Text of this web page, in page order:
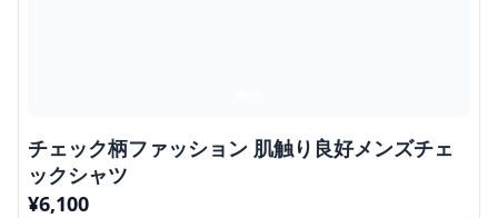
チェック柄ファッション 肌触り良好メンズチェ
ックシャツ
¥6,100